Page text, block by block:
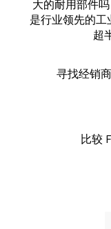
大的耐用部件
是行业领先的工
超
寻找经销商
比较